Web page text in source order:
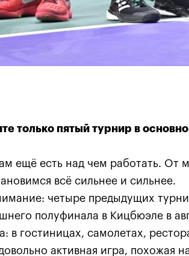
только пятый турнир в
ещё есть над чем работать. От
всё сильнее и сильнее.
четыре предыдущих
полуфинала в Кицбюэле в
в гостиницах, самолетах,
активная игра, похожая